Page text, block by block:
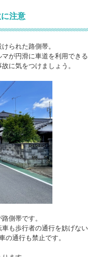
注意
られた路側帯。
が円滑に車道を利用でき
に気をつけましょう。
側帯です。
も歩行者の通行を妨げな
の通行も禁止です。